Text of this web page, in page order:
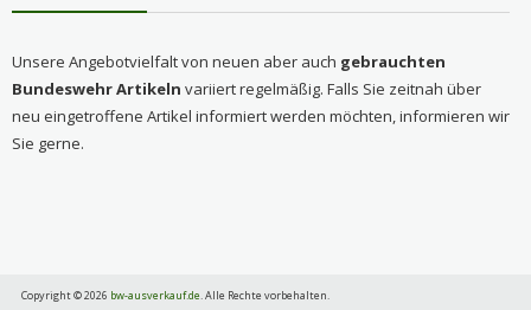
Unsere Angebotvielfalt von neuen aber auch gebrauchten
Bundeswehr Artikeln variiert regelmäßig. Falls Sie zeitnah über
neu eingetroffene Artikel informiert werden möchten, informieren wir
Sie gerne.
Copyright © 2026 bw-ausverkauf.de. Alle Rechte vorbehalten.